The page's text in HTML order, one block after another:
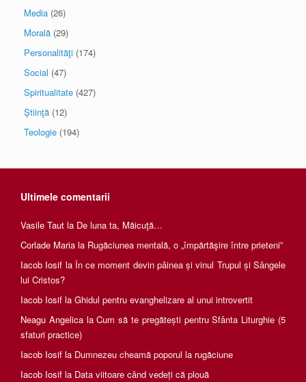
Media (26)
Morală (29)
Personalităţi (174)
Social (47)
Spiritualitate (427)
Ştiinţă (12)
Teologie (194)
Ultimele comentarii
Vasile Taut la De luna ta, Măicuţă…
Corlade Maria la Rugăciunea mentală, o „împărtăşire între prieteni”
Iacob Iosif la În ce moment devin pâinea și vinul Trupul și Sângele
lui Cristos?
Iacob Iosif la Ghidul pentru evanghelizare al unui introvertit
Neagu AngelicalaCum să te pregătești pentru Sfânta Liturghie (5
sfaturi practice)
Iacob Iosif la Dumnezeu cheamă poporul la rugăciune
Iacob Iosif la Data viitoare când vedeți că plouă